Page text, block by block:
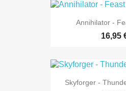
Annihilator -
16,95
Skyforger -